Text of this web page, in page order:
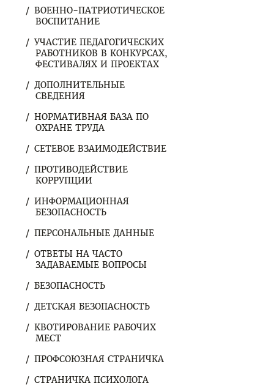
ВОЕННО-ПАТРИОТИЧЕСКОЕ
ВОСПИТАНИЕ
УЧАСТИЕ ПЕДАГОГИЧЕСКИХ
РАБОТНИКОВ В КОНКУРСАХ,
ФЕСТИВАЛЯХ И ПРОЕКТАХ
ДОПОЛНИТЕЛЬНЫЕ
СВЕДЕНИЯ
НОРМАТИВНАЯ БАЗА ПО
ОХРАНЕ ТРУДА
СЕТЕВОЕ ВЗАИМОДЕЙСТВИЕ
ПРОТИВОДЕЙСТВИЕ
КОРРУПЦИИ
ИНФОРМАЦИОННАЯ
БЕЗОПАСНОСТЬ
ПЕРСОНАЛЬНЫЕ ДАННЫЕ
ОТВЕТЫ НА ЧАСТО
ЗАДАВАЕМЫЕ ВОПРОСЫ
БЕЗОПАСНОСТЬ
ДЕТСКАЯ БЕЗОПАСНОСТЬ
КВОТИРОВАНИЕ РАБОЧИХ
МЕСТ
ПРОФСОЮЗНАЯ СТРАНИЧКА
СТРАНИЧКА ПСИХОЛОГА